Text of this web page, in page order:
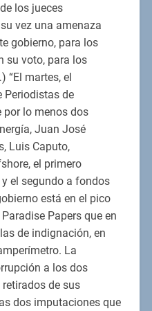
los jueces
vez una amenaza
gobierno, para los
su voto, para los
“El martes, el
Periodistas de
lo menos dos
Juan José
Luis Caputo,
el primero
el segundo a fondos
está en el pico
Papers que en
de indignación, en
La
a los dos
de sus
dos imputaciones que